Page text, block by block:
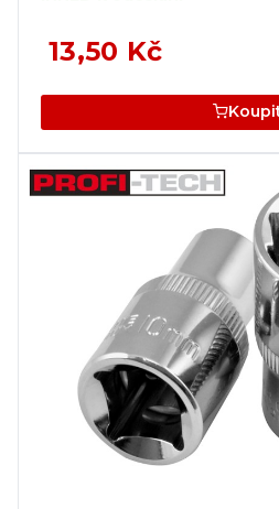
13,50 Kč